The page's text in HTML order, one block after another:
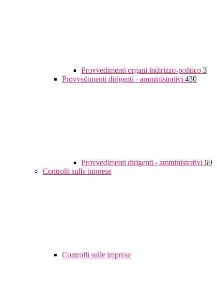
Provvedimenti organi indirizzo-politico 3
Provvedimenti dirigenti - amministrativi 430
Provvedimenti dirigenti - amministrativi 69
Controlli sulle imprese
Controlli sulle imprese